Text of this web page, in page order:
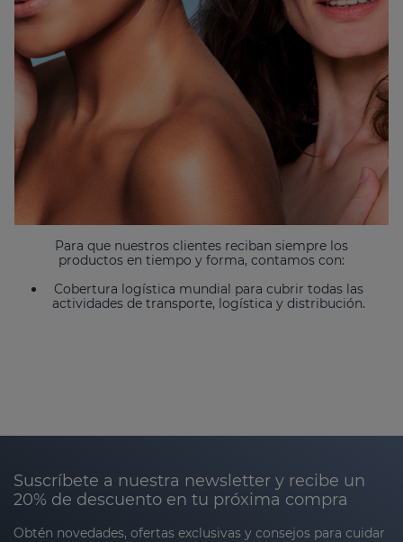
Para que nuestros clientes reciban siempre los
productos en tiempo y forma, contamos con:
Cobertura logística mundial para cubrir todas las
actividades de transporte, logística y distribución.
Suscríbete a nuestra newsletter y recibe un
20% de descuento en tu próxima compra
Obtén novedades, ofertas exclusivas y consejos para cuidar